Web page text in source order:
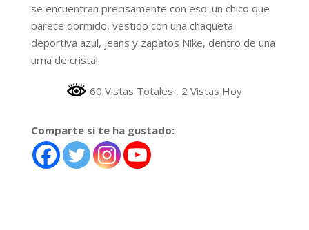
se encuentran precisamente con eso: un chico que
parece dormido, vestido con una chaqueta
deportiva azul, jeans y zapatos Nike, dentro de una
urna de cristal.
60 Vistas Totales , 2 Vistas Hoy
Comparte si te ha gustado: